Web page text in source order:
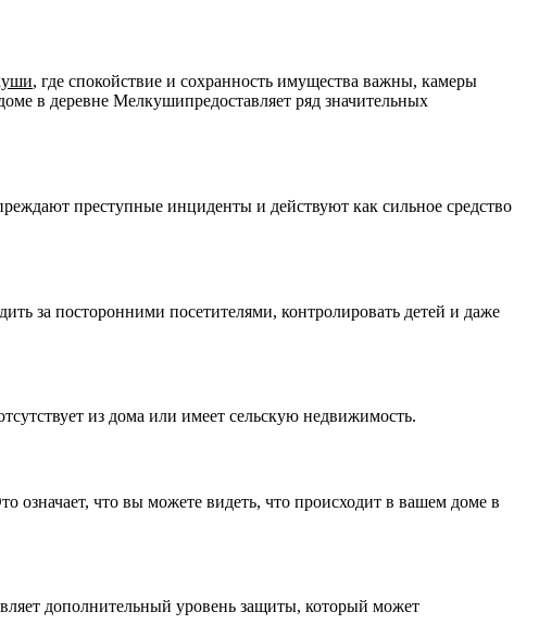
, где спокойствие и сохранность имущества важны, камеры
в деревне Мелкушипредоставляет ряд значительных
преступные инциденты и действуют как сильное средство
за посторонними посетителями, контролировать детей и даже
из дома или имеет сельскую недвижимость.
означает, что вы можете видеть, что происходит в вашем доме в
дополнительный уровень защиты, который может